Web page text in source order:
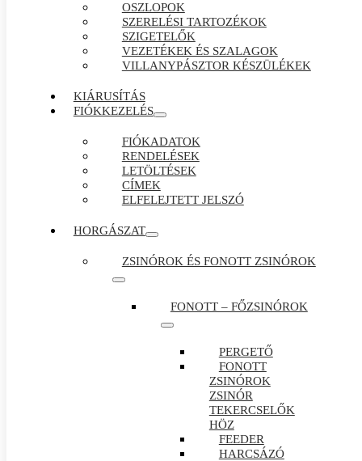
OSZLOPOK
SZERELÉSI TARTOZÉKOK
SZIGETELŐK
VEZETÉKEK ÉS SZALAGOK
VILLANYPÁSZTOR KÉSZÜLÉKEK
KIÁRUSÍTÁS
FIÓKKEZELÉS
FIÓKADATOK
RENDELÉSEK
LETÖLTÉSEK
CÍMEK
ELFELEJTETT JELSZÓ
HORGÁSZAT
ZSINÓROK ÉS FONOTT ZSINÓROK
FONOTT – FŐZSINÓROK
PERGETŐ
FONOTT
ZSINÓROK
ZSINÓR
TEKERCSELŐK
HÖZ
FEEDER
HARCSÁZÓ